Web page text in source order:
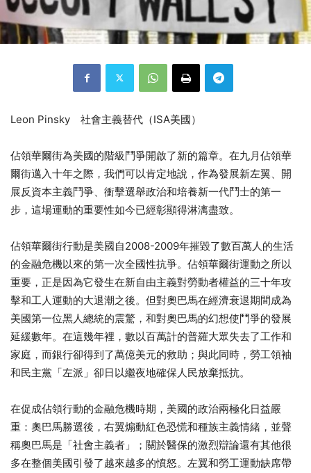
Leon Pinsky 社會主義替代（ISA美國）
佔領華爾街為美國的階級鬥爭開啟了新的篇章。在九月佔領華
爾街邁入十年之際，我們可以肯定地說，作為發展新左翼、開
展反資本主義鬥爭、衝擊選舉政治和培養新一代鬥士的第一
步，這場運動的重要性如今已經彰顯得淋漓盡致。
佔領華爾街行動是美國自2008-2009年摧毀了數百萬人的生活
的金融危機以來的第一次全國性抗爭。佔領華爾街運動之所以
重要，正是因為它發生在新自由主義對勞動者權益的三十年攻
擊和工人運動的大退潮之後。但對奧巴馬在經濟衰退期間成為
美國第一位黑人總統的震驚，和對奧巴馬的幻想使鬥爭的發展
延緩數年。在這幾年裡，數以百萬計的普羅大眾失去了工作和
家庭，而銀行卻得到了萬億美元的救助；與此同時，勞工領袖
和民主黨「左派」卻日以繼夜地確保人民放棄抵抗。
在促成佔領行動的金融危機時期，美國的政治兩極化日益嚴
重：奧巴馬勝選後，右翼煽動紅色恐慌和種族主義情緒，並聲
稱奧巴馬是「社會主義者」​​​​​​；關於醫保的激烈辯論還有其他很
多在整個美國引發了越來越多的憤怒。左翼和勞工運動缺席帶